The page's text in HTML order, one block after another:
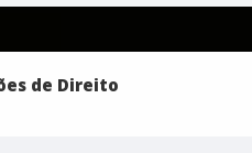
de Direito